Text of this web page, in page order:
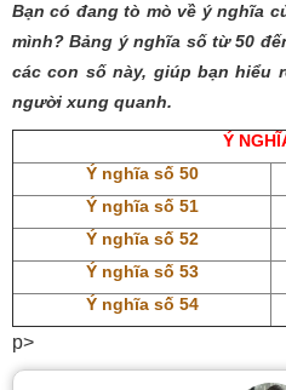
Bạn có đang tò mò về ý nghĩa
mình? Bảng ý nghĩa số từ 50
các con số này, giúp bạn hiểu
người xung quanh.
Ý
Ý nghĩa số 50
Ý nghĩa số 51
Ý nghĩa số 52
Ý nghĩa số 53
Ý nghĩa số 54
p>